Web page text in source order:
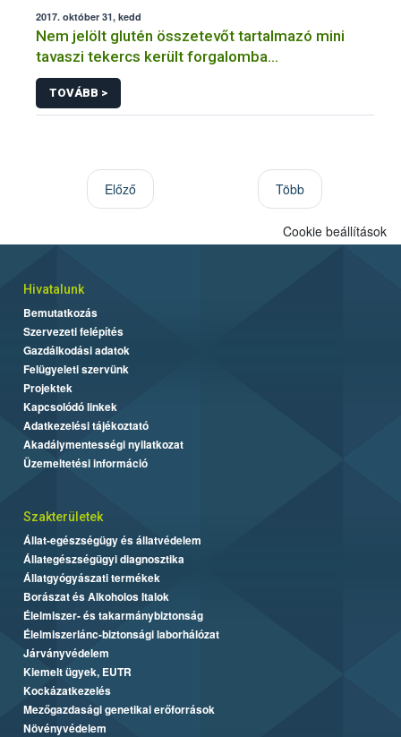
2017. október 31, kedd
Nem jelölt glutén összetevőt tartalmazó mini
tavaszi tekercs került forgalomba
Magyarországon
TOVÁBB >
Előző Több
Cookie beállítások
Hivatalunk
Bemutatkozás
Szervezeti felépítés
Gazdálkodási adatok
Felügyeleti szervünk
Projektek
Kapcsolódó linkek
Adatkezelési tájékoztató
Akadálymentességi nyilatkozat
Üzemeltetési információ
Szakterületek
Állat-egészségügy és állatvédelem
Állategészségügyi diagnosztika
Állatgyógyászati termékek
Borászat és Alkoholos Italok
Élelmiszer- és takarmánybiztonság
Élelmiszerlánc-biztonsági laborhálózat
Járványvédelem
Kiemelt ügyek, EUTR
Kockázatkezelés
Mezőgazdasági genetikai erőforrások
Növényvédelem